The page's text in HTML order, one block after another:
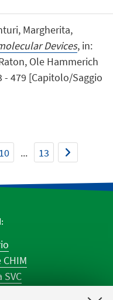
Margherita,
Devices, in:
Ole Hammerich
- 479 [Capitolo/Saggio
10 ... 13